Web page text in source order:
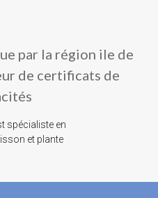
par la région ile de
de certificats de
spécialiste en
et plante